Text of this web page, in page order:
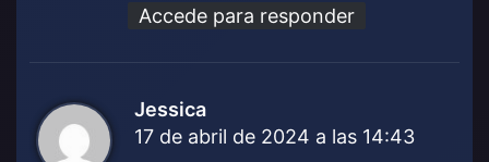
Accede para responder
Jessica
i
17 de abril de 2024 a las 14:43